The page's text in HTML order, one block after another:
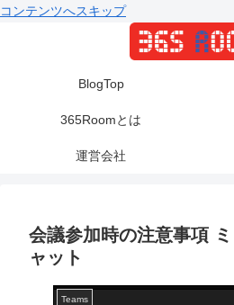
コンテンツへスキップ
BlogTop
365Roomとは
運営会社
会議参加時の注意事項
ャット
Teams